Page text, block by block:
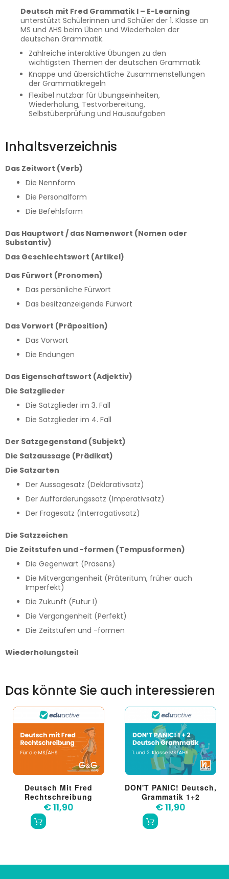
Deutsch mit Fred Grammatik I – E-Learning
unterstützt Schülerinnen und Schüler der 1. Klasse an
MS und AHS beim Üben und Wiederholen der
deutschen Grammatik.
Zahlreiche interaktive Übungen zu den
wichtigsten Themen der deutschen Grammatik
Knappe und übersichtliche Zusammenstellungen
der Grammatikregeln
Flexibel nutzbar für Übungseinheiten,
Wiederholung, Testvorbereitung,
Selbstüberprüfung und Hausaufgaben
Inhaltsverzeichnis
Das Zeitwort (Verb)
Die Nennform
Die Personalform
Die Befehlsform
Das Hauptwort / das Namenwort (Nomen oder
Substantiv)
Das Geschlechtswort (Artikel)
Das Fürwort (Pronomen)
Das persönliche Fürwort
Das besitzanzeigende Fürwort
Das Vorwort (Präposition)
Das Vorwort
Die Endungen
Das Eigenschaftswort (Adjektiv)
Die Satzglieder
Die Satzglieder im 3. Fall
Die Satzglieder im 4. Fall
Der Satzgegenstand (Subjekt)
Die Satzaussage (Prädikat)
Die Satzarten
Der Aussagesatz (Deklarativsatz)
Der Aufforderungssatz (Imperativsatz)
Der Fragesatz (Interrogativsatz)
Die Satzzeichen
Die Zeitstufen und -formen (Tempusformen)
Die Gegenwart (Präsens)
Die Mitvergangenheit (Präteritum, früher auch
Imperfekt)
Die Zukunft (Futur I)
Die Vergangenheit (Perfekt)
Die Zeitstufen und -formen
Wiederholungsteil
Das könnte Sie auch interessieren
Deutsch Mit Fred
Rechtschreibung
€ 11,90
DON'T PANIC! Deutsch,
Grammatik 1+2
€ 11,90